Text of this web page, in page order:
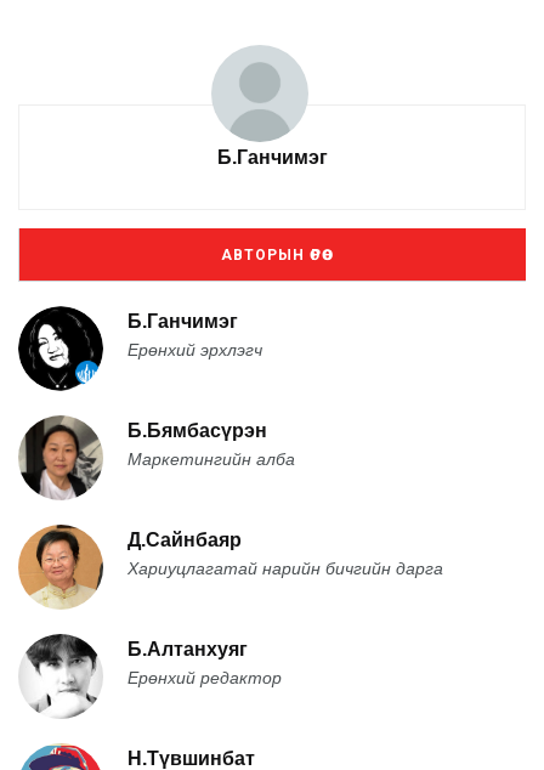
Б.Ганчимэг
АВТОРЫН ӨРӨӨ
Б.Ганчимэг
Ерөнхий эрхлэгч
Б.Бямбасүрэн
Маркетингийн алба
Д.Сайнбаяр
Хариуцлагатай нарийн бичгийн дарга
Б.Алтанхуяг
Ерөнхий редактор
Н.Түвшинбат